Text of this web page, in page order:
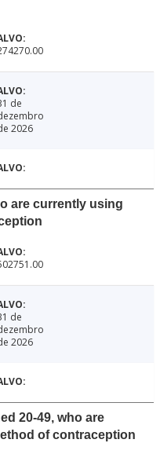
de
2026
are currently using
de
2026
20-49, who are
of contraception